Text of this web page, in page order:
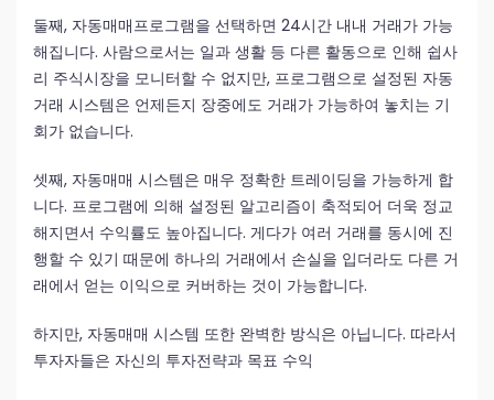
둘째, 자동매매프로그램을 선택하면 24시간 내내 거래가 가능
해집니다. 사람으로서는 일과 생활 등 다른 활동으로 인해 쉽사
리 주식시장을 모니터할 수 없지만, 프로그램으로 설정된 자동
거래 시스템은 언제든지 장중에도 거래가 가능하여 놓치는 기
회가 없습니다.
셋째, 자동매매 시스템은 매우 정확한 트레이딩을 가능하게 합
니다. 프로그램에 의해 설정된 알고리즘이 축적되어 더욱 정교
해지면서 수익률도 높아집니다. 게다가 여러 거래를 동시에 진
행할 수 있기 때문에 하나의 거래에서 손실을 입더라도 다른 거
래에서 얻는 이익으로 커버하는 것이 가능합니다.
하지만, 자동매매 시스템 또한 완벽한 방식은 아닙니다. 따라서
투자자들은 자신의 투자전략과 목표 수익